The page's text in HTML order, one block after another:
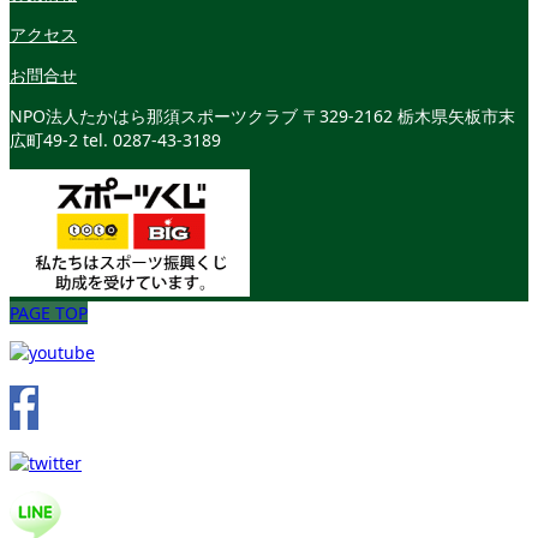
アクセス
お問合せ
NPO法人たかはら那須スポーツクラブ 〒329-2162 栃木県矢板市末
広町49-2 tel. 0287-43-3189
PAGE TOP